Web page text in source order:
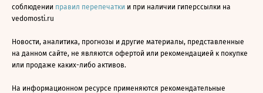
соблюдении правил перепечатки и при наличии гиперссылки на
vedomosti.ru
Новости, аналитика, прогнозы и другие материалы, представленные
на данном сайте, не являются офертой или рекомендацией к покупке
или продаже каких-либо активов.
На информационном ресурсе применяются рекомендательные